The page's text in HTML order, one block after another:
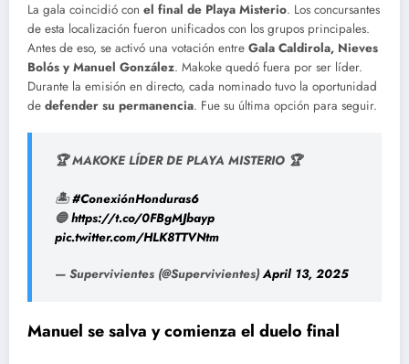
La gala coincidió con el final de Playa Misterio. Los concursantes
de esta localización fueron unificados con los grupos principales.
Antes de eso, se activó una votación entre Gala Caldirola, Nieves
Bolós y Manuel González. Makoke quedó fuera por ser líder.
Durante la emisión en directo, cada nominado tuvo la oportunidad
de defender su permanencia. Fue su última opción para seguir.
🏆 MAKOKE LÍDER DE PLAYA MISTERIO 🏆
🏝#ConexiónHonduras6
🔵https://t.co/0FBgMJbayp
pic.twitter.com/HLK8TTVNtm
— Supervivientes (@Supervivientes)April 13, 2025
Manuel se salva y comienza el duelo final